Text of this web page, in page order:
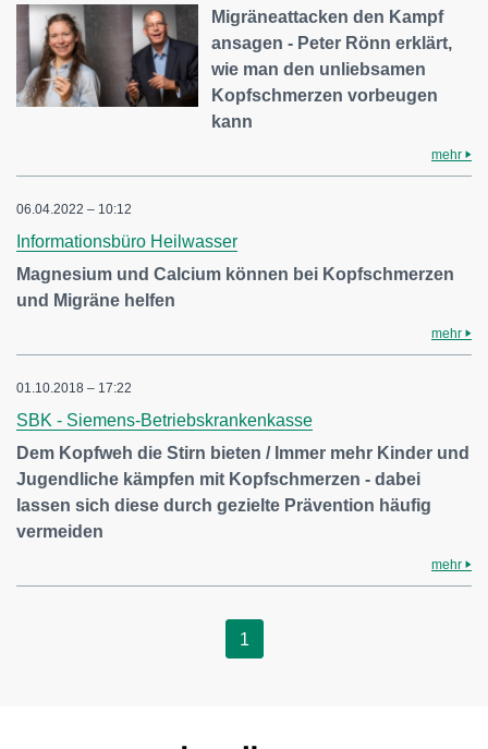
Migräneattacken den Kampf
ansagen - Peter Rönn erklärt,
wie man den unliebsamen
Kopfschmerzen vorbeugen
kann
mehr
06.04.2022 – 10:12
Informationsbüro Heilwasser
Magnesium und Calcium können bei Kopfschmerzen
und Migräne helfen
mehr
01.10.2018 – 17:22
SBK - Siemens-Betriebskrankenkasse
Dem Kopfweh die Stirn bieten / Immer mehr Kinder und
Jugendliche kämpfen mit Kopfschmerzen - dabei
lassen sich diese durch gezielte Prävention häufig
vermeiden
mehr
1